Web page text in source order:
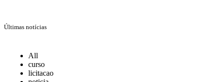
Últimas notícias
All
curso
licitacao